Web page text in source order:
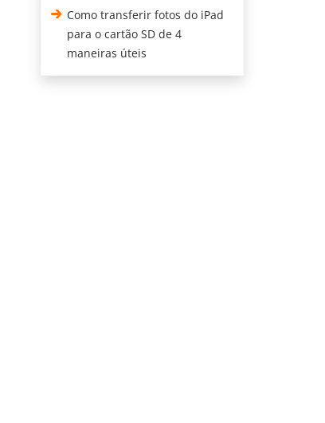
Como transferir fotos do iPad
para o cartão SD de 4
maneiras úteis